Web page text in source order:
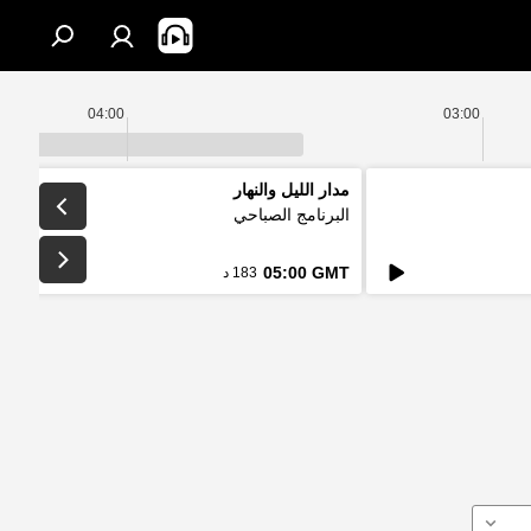
03:00
04:00
مدار الليل والنهار
البرنامج الصباحي
05:00 GMT 183 د